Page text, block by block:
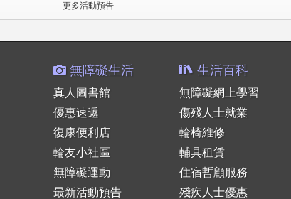
更多活動預告
無障礙生活
真人圖書館
優惠速遞
復康便利店
輪友小社區
無障礙運動
最新活動預告
生活百科
無障礙網上學習
傷殘人士就業
輪椅維修
輔具租賃
住宿暫顧服務
殘疾人士優惠